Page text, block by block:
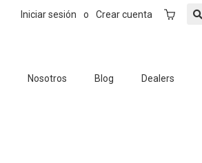
Iniciar sesión o Crear cuenta Mi Carrito
Nosotros Blog Dealers